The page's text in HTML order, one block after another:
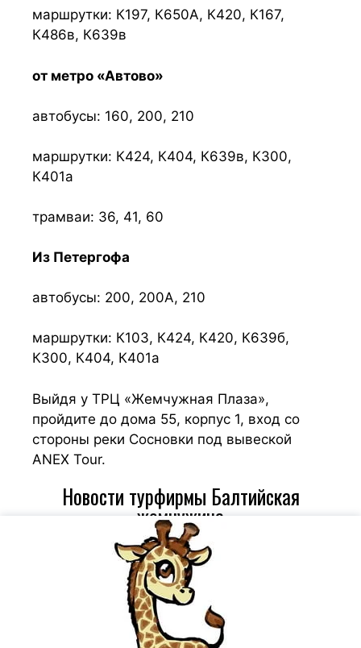
маршрутки: К197, К650А, К420, К167,
К486в, К639в
от метро «Автово»
автобусы: 160, 200, 210
маршрутки: К424, К404, К639в, К300,
К401а
трамваи: 36, 41, 60
Из Петергофа
автобусы: 200, 200A, 210
маршрутки: К103, К424, К420, К639б,
К300, К404, К401а
Выйдя у ТРЦ «Жемчужная Плаза»,
пройдите до дома 55, корпус 1, вход со
стороны реки Сосновки под вывеской
ANEX Tour.
Новости турфирмы Балтийская
жемчужина